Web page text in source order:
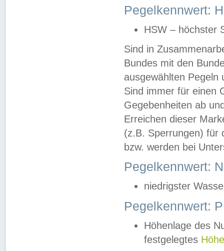
Pegelkennwert:
HSW – höchster
Sind in
Bundes mit den
ausgewählten
Sind immer für einen
Gegebenheiten ab
Erreichen dieser
(z.B. Sperrungen) für
bzw. werden bei
Pegelkennwert:
niedrigster
Pegelkennwert:
Höhenlage des
festgelegtes